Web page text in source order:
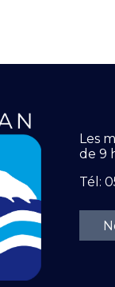
Les
de 9
Tél: